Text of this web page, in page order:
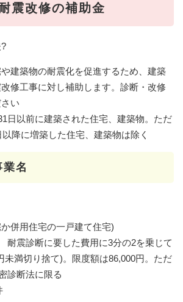
震改修の補助金
建築物の耐震化を促進するため、建築
修工事に対し補助します。診断・改修
い
日以前に建築された住宅、建築物。ただ
降に増築した住宅、建築物は除く
名
併用住宅の一戸建て住宅)
震診断に要した費用に3分の2を乗じて
未満切り捨て)。限度額は86,000円。ただ
診断法に限る